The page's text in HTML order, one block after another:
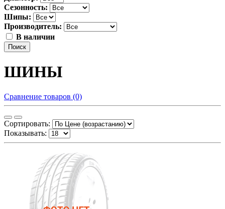
Сезонность:
Шипы:
Производитель:
В наличии
Поиск
ШИНЫ
Сравнение товаров (0)
Сортировать:
Показывать: